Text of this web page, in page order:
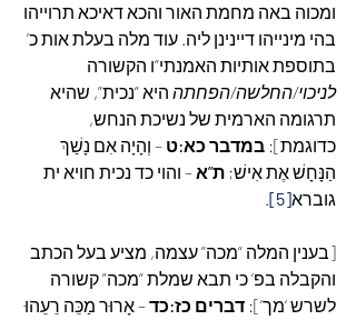
ומכוה באה מחמת האור והכא דאיכא תרוייהו
בהי מינייהו דיינינן ליה. עוד מלה בעלת אות כ’
בתוספת אותיות האמנתי”ו הקשורה
לניכוי/החלשה/הפחתה היא “נכית”, שהיא
תרגומה הארמית של נשיכת הנחש,
כדוגמת]: במדבר כא:ט – וְהָיָה אִם נָשַׁךְ
הַנָּחָשׁ אֶת אִישׁ; ת”א – והוי כד נכית חויא ית
גוברא[5]
.
[בענין המלה “מכה” עצמה, מציע בעל הכתב
והקבלה בפ’ כי תבא שמלת “מכה” קשורה
לשרש ‘מך’]: דברים כז:כד – אָרוּר מַכֵּה רֵעֵהוּ